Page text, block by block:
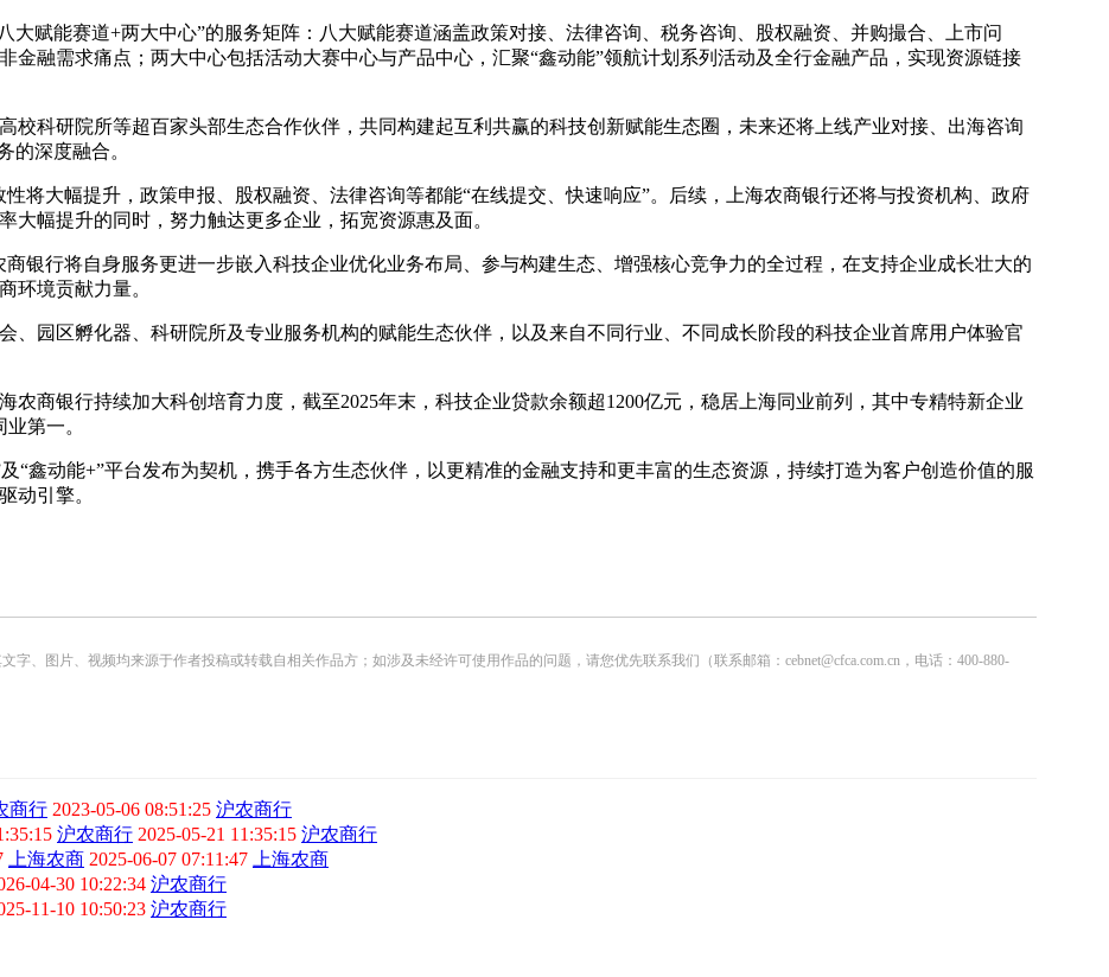
大赋能赛道+两大中心”的服务矩阵：八大赋能赛道涵盖政策对接、法律咨询、税务咨询、股权融资、并购撮合、上市问
金融需求痛点；两大中心包括活动大赛中心与产品中心，汇聚“鑫动能”领航计划系列活动及全行金融产品，实现资源链接
校科研院所等超百家头部生态合作伙伴，共同构建起互利共赢的科技创新赋能生态圈，未来还将上线产业对接、出海咨询
的深度融合。
将大幅提升，政策申报、股权融资、法律咨询等都能“在线提交、快速响应”。后续，上海农商银行还将与投资机构、政府
幅提升的同时，努力触达更多企业，拓宽资源惠及面。
银行将自身服务更进一步嵌入科技企业优化业务布局、参与构建生态、增强核心竞争力的全过程，在支持企业成长壮大的
环境贡献力量。
、园区孵化器、科研院所及专业服务机构的赋能生态伙伴，以及来自不同行业、不同成长阶段的科技企业首席用户体验官
农商银行持续加大科创培育力度，截至2025年末，科技企业贷款余额超1200亿元，稳居上海同业前列，其中专精特新企业
第一。
“鑫动能+”平台发布为契机，携手各方生态伙伴，以更精准的金融支持和更丰富的生态资源，持续打造为客户创造价值的服
动引擎。
字、图片、视频均来源于作者投稿或转载自相关作品方；如涉及未经许可使用作品的问题，请您优先联系我们（联系邮箱：cebnet@cfca.com.cn，电话：400-880-
商行 2023-05-06 08:51:25 沪农商行
沪农商行 2025-05-21 11:35:15 沪农商行
上海农商 2025-06-07 07:11:47
上海农商
04-30 10:22:34 沪农商行
11-10 10:50:23 沪农商行